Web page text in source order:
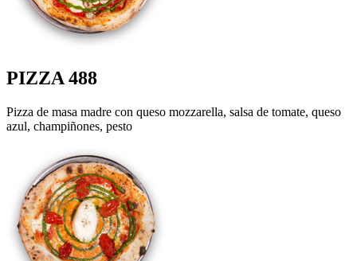
PIZZA 488
Pizza de masa madre con queso mozzarella, salsa de tomate, queso
azul, champiñones, pesto